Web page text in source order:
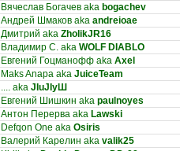
Вячеслав Богачев aka bogachev
Андрей Шмаков aka andreioae
Дмитрий aka ZholikJR16
Владимир С. aka WOLF DIABLO
Евгений Гоцманофф aka Axel
Maks Anapa aka JuiceTeam
.... aka JIuJIyШ
Евгений Шишкин aka paulnoyes
Антон Перерва aka Lawski
Defqon One aka Osiris
Валерий Карелин aka valik25